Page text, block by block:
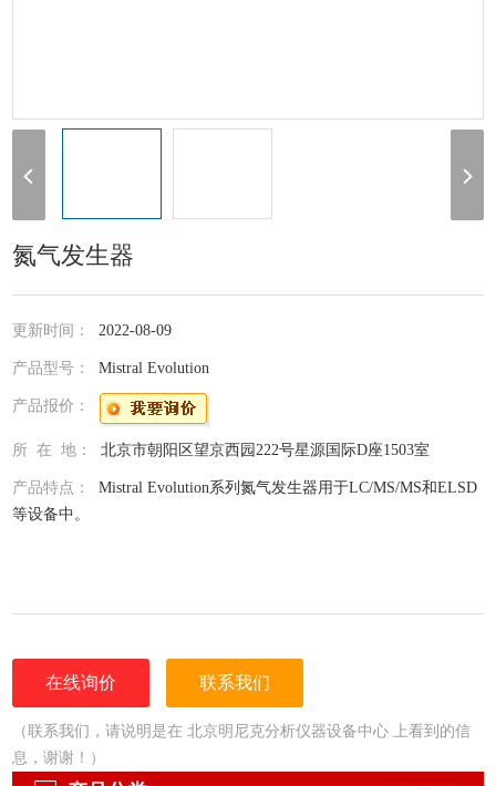
氮气发生器
更新时间：2022-08-09
产品型号：Mistral Evolution
产品报价：
所 在 地：北京市朝阳区望京西园222号星源国际D座1503室
产品特点：Mistral Evolution系列氮气发生器用于LC/MS/MS和ELSD
等设备中。
在线询价 联系我们
（联系我们，请说明是在 北京明尼克分析仪器设备中心 上看到的信
息，谢谢！）